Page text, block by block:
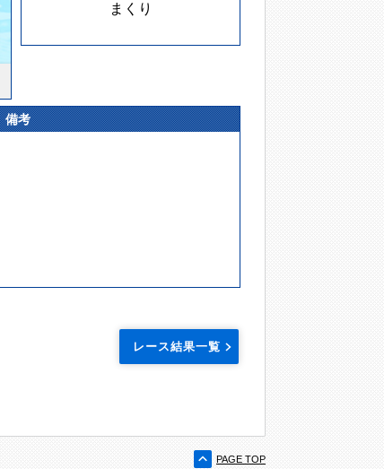
まくり
備考
レース結果一覧
PAGE TOP